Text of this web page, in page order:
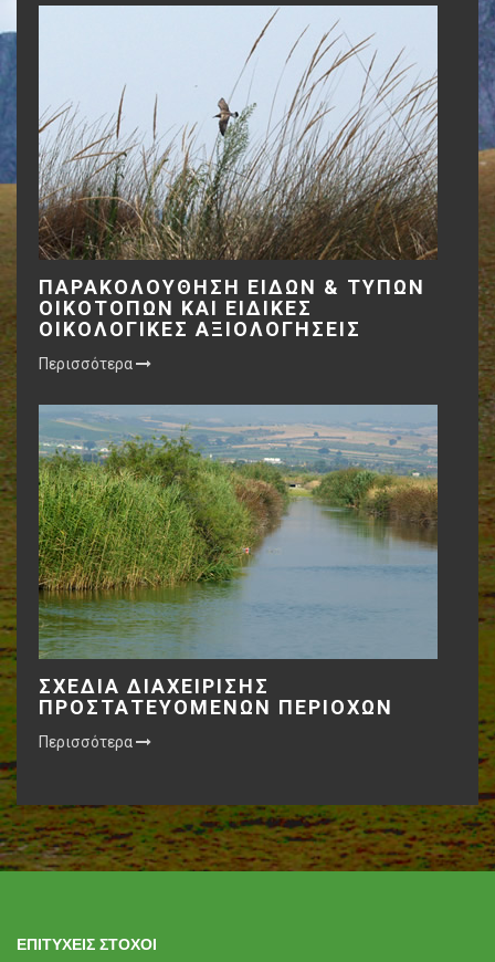
ΠΑΡΑΚΟΛΟΥΘΗΣΗ ΕΙΔΩΝ & ΤΥΠΩΝ
ΟΙΚΟΤΟΠΩΝ ΚΑΙ ΕΙΔΙΚΕΣ
ΟΙΚΟΛΟΓΙΚΕΣ ΑΞΙΟΛΟΓΗΣΕΙΣ
Περισσότερα
ΣΧΕΔΙΑ ΔΙΑΧΕΙΡΙΣΗΣ
ΠΡΟΣΤΑΤΕΥΟΜΕΝΩΝ ΠΕΡΙΟΧΩΝ
Περισσότερα
ΕΠΙΤΥΧΕΙΣ ΣΤΟΧΟΙ